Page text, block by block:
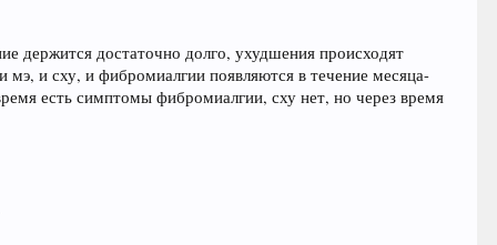
депрессия, выгорание, системные
этот ошибочный диагноз).
знаний об этом заболевании.
не является болезнью вообще - его не
держится достаточно долго, ухудшения происходят
и сху, и фибромиалгии появляются в течение месяца-
есть симптомы фибромиалгии, сху нет, но через время